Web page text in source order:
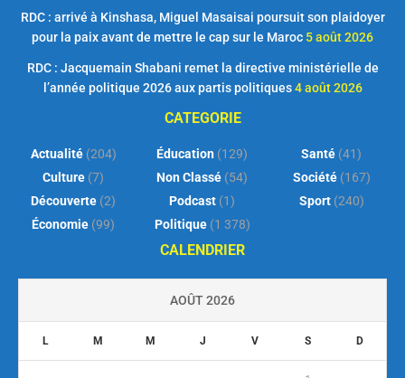
RDC : arrivé à Kinshasa, Miguel Masaisai poursuit son plaidoyer
pour la paix avant de mettre le cap sur le Maroc 5 août 2026
RDC : Jacquemain Shabani remet la directive ministérielle de
l’année politique 2026 aux partis politiques 4 août 2026
CATEGORIE
Actualité(204)
Culture (7)
Découverte (2)
Économie (99)
Éducation (129)
Non Classé (54)
Podcast (1)
Politique(1 378)
Santé (41)
Société(167)
Sport(240)
CALENDRIER
AOÛT 2026
L M M J V S D